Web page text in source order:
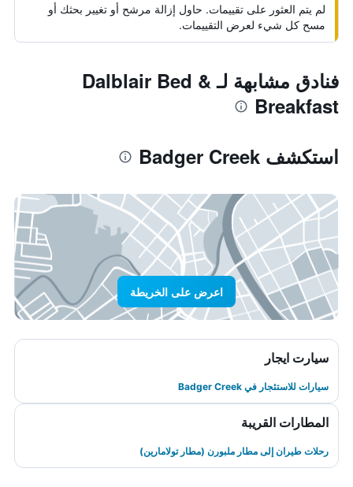
لم يتم العثور على تقييمات. حاول إزالة مرشح أو تغيير بحثك أو
مسح كل شيء لعرض التقييمات.
فنادق مشابهة لـ Dalblair Bed &
Breakfast
استكشف Badger Creek
اعرض على الخريطة
سيارت ايجار
سيارات للاستئجار في Badger Creek
المطارات القريبة
رحلات طيران إلى مطار ملبورن (مطار تولامارين)